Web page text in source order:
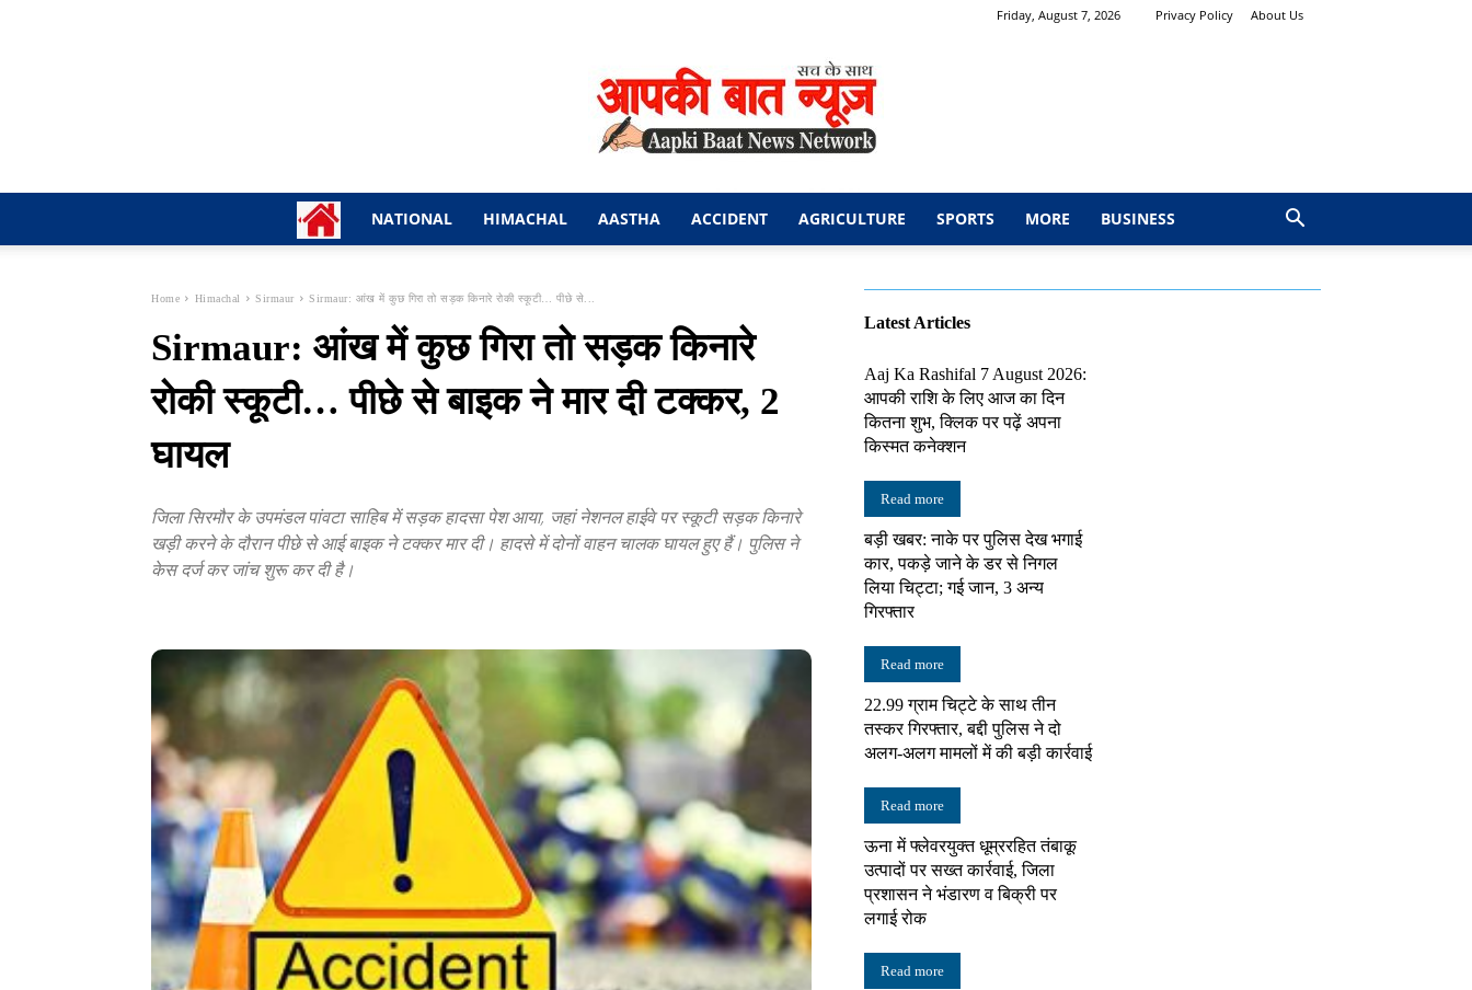
Friday, August 7, 2026 Privacy Policy About Us
बात
न्यूज़
नेटवर्क
NATIONAL HIMACHAL AASTHA ACCIDENT AGRICULTURE SPORTS MORE BUSINESS
Home Himachal Sirmaur Sirmaur: आंख में कुछ गिरा तो सड़क किनारे रोकी स्कूटी… पीछे से...
Sirmaur: आंख में कुछ गिरा तो सड़क किनारे
रोकी स्कूटी… पीछे से बाइक ने मार दी टक्कर, 2
घायल
जिला सिरमौर के उपमंडल पांवटा साहिब में सड़क हादसा पेश आया, जहां नेशनल हाईवे पर स्कूटी सड़क किनारे
खड़ी करने के दौरान पीछे से आई बाइक ने टक्कर मार दी। हादसे में दोनों वाहन चालक घायल हुए हैं। पुलिस ने
केस दर्ज कर जांच शुरू कर दी है।
Latest Articles
Aaj Ka Rashifal 7 August 2026:
आपकी राशि के लिए आज का दिन
कितना शुभ, क्लिक पर पढ़ें अपना
किस्मत कनेक्शन
Read more
बड़ी खबर: नाके पर पुलिस देख भगाई
कार, पकड़े जाने के डर से निगल
लिया चिट्टा; गई जान, 3 अन्य
गिरफ्तार
Read more
22.99 ग्राम चिट्टे के साथ तीन
तस्कर गिरफ्तार, बद्दी पुलिस ने दो
अलग-अलग मामलों में की बड़ी कार्रवाई
Read more
ऊना में फ्लेवरयुक्त धूम्ररहित तंबाकू
उत्पादों पर सख्त कार्रवाई, जिला
प्रशासन ने भंडारण व बिक्री पर
लगाई रोक
Read more